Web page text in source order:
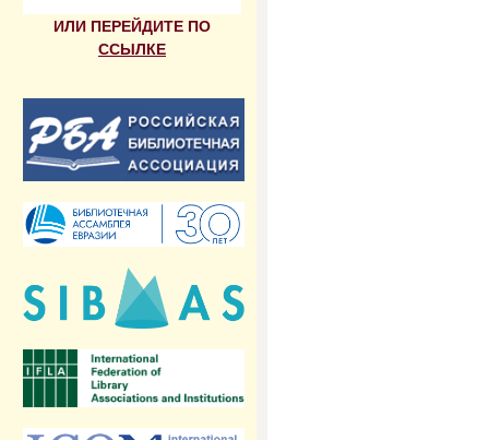
ИЛИ ПЕРЕЙДИТЕ ПО
ССЫЛКЕ